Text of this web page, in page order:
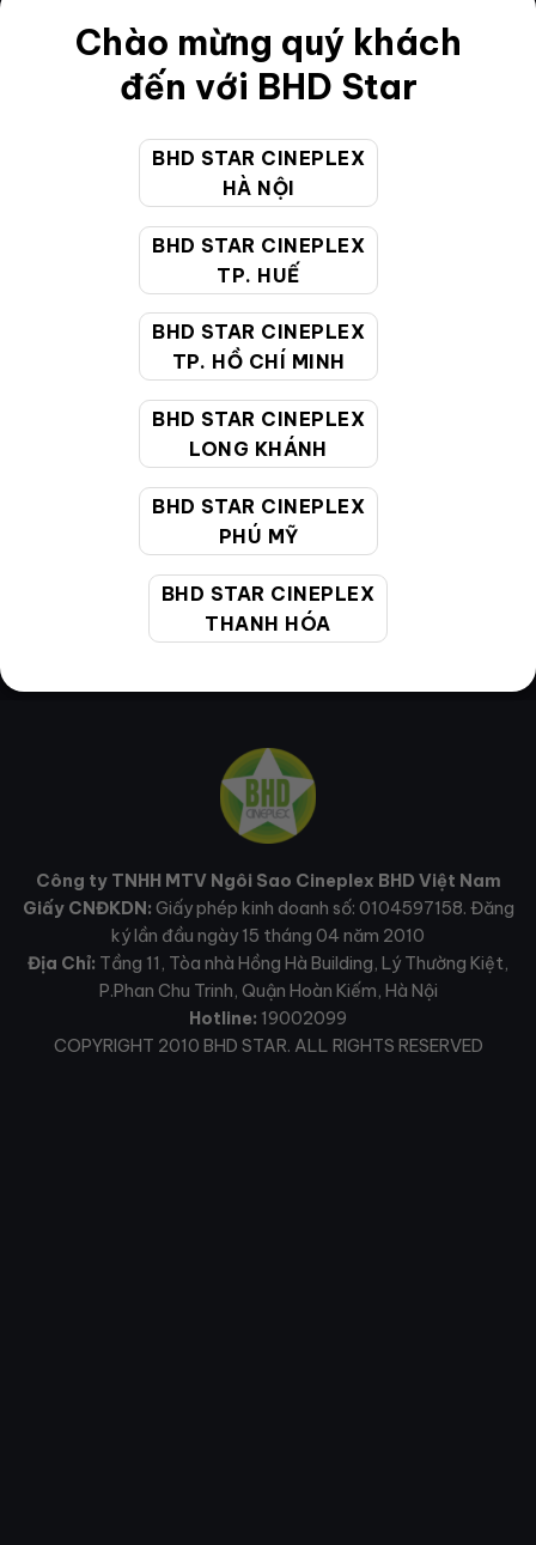
Chào mừng quý khách
đến với BHD Star
BHD STAR CINEPLEX
HÀ NỘI
BHD STAR CINEPLEX
TP. HUẾ
BHD STAR CINEPLEX
TP. HỒ CHÍ MINH
BHD STAR CINEPLEX
LONG KHÁNH
BHD STAR CINEPLEX
PHÚ MỸ
BHD STAR CINEPLEX
THANH HÓA
Điều khoản
Hướng dẫn đặt vé trực tuyến
Quy định và chính sách chung
Chính sách bảo vệ thông tin cá nhân của người tiêu
CHĂM SÓC KHÁCH HÀNG
19002099
Giờ làm việc: 9:00 - 22:00 (Tất cả các ngày bao
cskh@bhdstar.vn
Công ty TNHH MTV Ngôi Sao Cineplex BHD Việt Nam
Giấy CNĐKDN: Giấy phép kinh doanh số: 0104597158. Đăng
ký lần đầu ngày 15 tháng 04 năm 2010
Địa Chỉ: Tầng 11, Tòa nhà Hồng Hà Building, Lý Thường Kiệt,
P.Phan Chu Trinh, Quận Hoàn Kiếm, Hà Nội
Hotline: 19002099
COPYRIGHT 2010 BHD STAR. ALL RIGHTS RESERVED